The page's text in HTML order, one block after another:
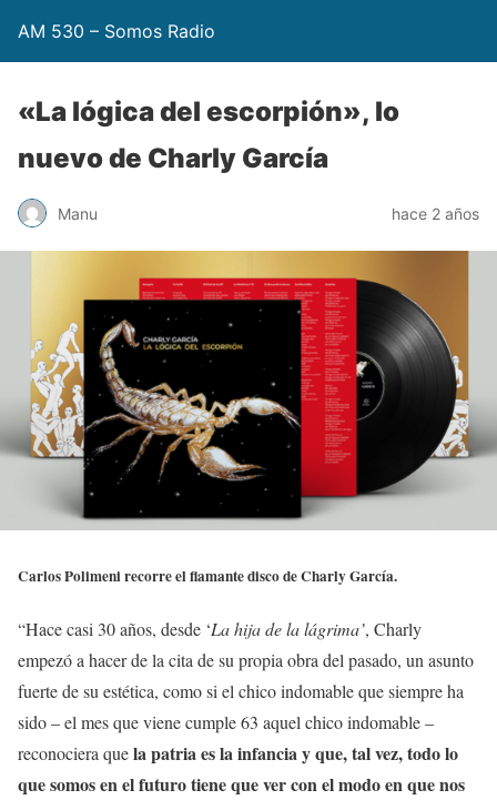
AM 530 – Somos Radio
«La lógica del escorpión», lo
nuevo de Charly García
Manu hace 2 años
Carlos Polimeni recorre el flamante disco de Charly García.
“Hace casi 30 años, desde ‘La hija de la lágrima’, Charly
empezó a hacer de la cita de su propia obra del pasado, un asunto
fuerte de su estética, como si el chico indomable que siempre ha
sido – el mes que viene cumple 63 aquel chico indomable –
reconociera quela patria es la infancia y que, tal vez, todo lo
que somos en el futuro tiene que ver con el modo en que nos